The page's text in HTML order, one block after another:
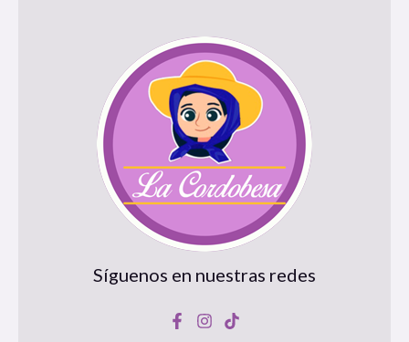
Síguenos en nuestras redes